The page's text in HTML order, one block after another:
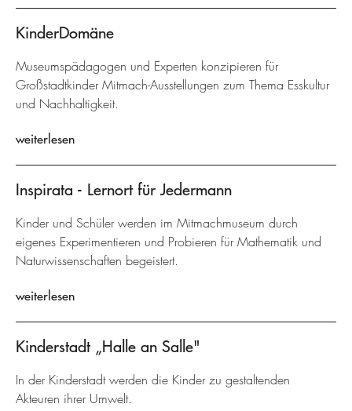
KinderDomäne
Museumspädagogen und Experten konzipieren für
Großstadtkinder Mitmach-Ausstellungen zum Thema Esskultur
und Nachhaltigkeit.
weiterlesen
Inspirata - Lernort für Jedermann
Kinder und Schüler werden im Mitmachmuseum durch
eigenes Experimentieren und Probieren für Mathematik und
Naturwissenschaften begeistert.
weiterlesen
Kinderstadt „Halle an Salle"
In der Kinderstadt werden die Kinder zu gestaltenden
Akteuren ihrer Umwelt.